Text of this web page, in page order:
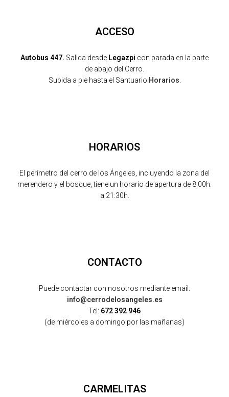
ACCESO
Autobus 447. Salida desde Legazpi con parada en la parte
de abajo del Cerro.
Subida a pie hasta el Santuario. Horarios
HORARIOS
El perímetro del cerro de los Ángeles, incluyendo la zona del
merendero y el bosque, tiene un horario de apertura de 8:00h.
a 21:30h.
CONTACTO
Puede contactar con nosotros mediante email:
info@cerrodelosangeles.es
Tel: 672 392 946
(de miércoles a domingo por las mañanas)
CARMELITAS